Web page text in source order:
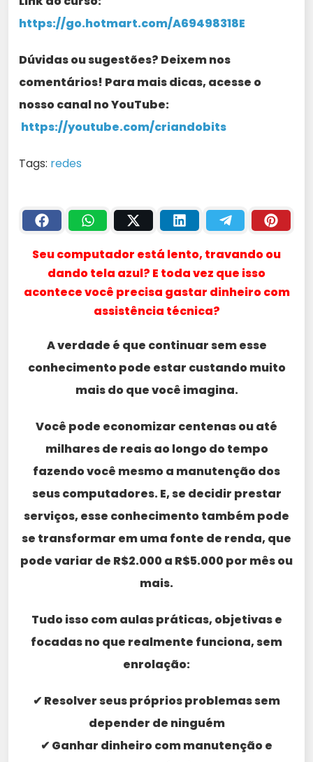
https://go.hotmart.com/A69498318E
Dúvidas ou sugestões? Deixem nos
comentários! Para mais dicas, acesse o
nosso canal no YouTube:
https://youtube.com/criandobits
Tags: redes
Seu computador está lento, travando ou
dando tela azul? E toda vez que isso
acontece você precisa gastar dinheiro com
assistência técnica?
A verdade é que continuar sem esse
conhecimento pode estar custando muito
mais do que você imagina.
Você pode economizar centenas ou até
milhares de reais ao longo do tempo
fazendo você mesmo a manutenção dos
seus computadores. E, se decidir prestar
serviços, esse conhecimento também pode
se transformar em uma fonte de renda, que
pode variar de R$2.000 a R$5.000 por mês ou
mais.
Tudo isso com aulas práticas, objetivas e
focadas no que realmente funciona, sem
enrolação:
✔ Resolver seus próprios problemas sem
depender de ninguém
✔ Ganhar dinheiro com manutenção e